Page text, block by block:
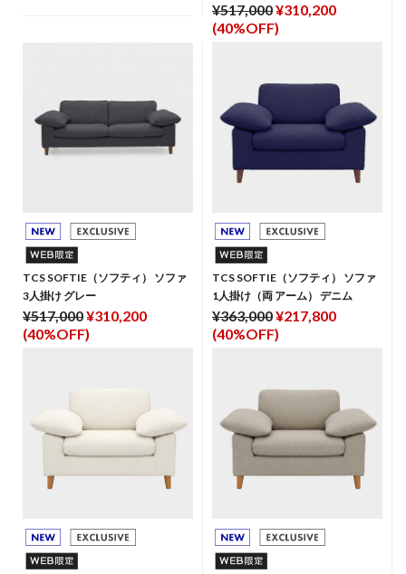
¥517,000¥310,200
(40%OFF)
TCS SOFTIE（ソフティ） ソファ
3人掛け グレー
¥517,000¥310,200
(40%OFF)
TCS SOFTIE（ソフティ） ソファ
1人掛け（両 アーム） デニム
¥363,000¥217,800
(40%OFF)